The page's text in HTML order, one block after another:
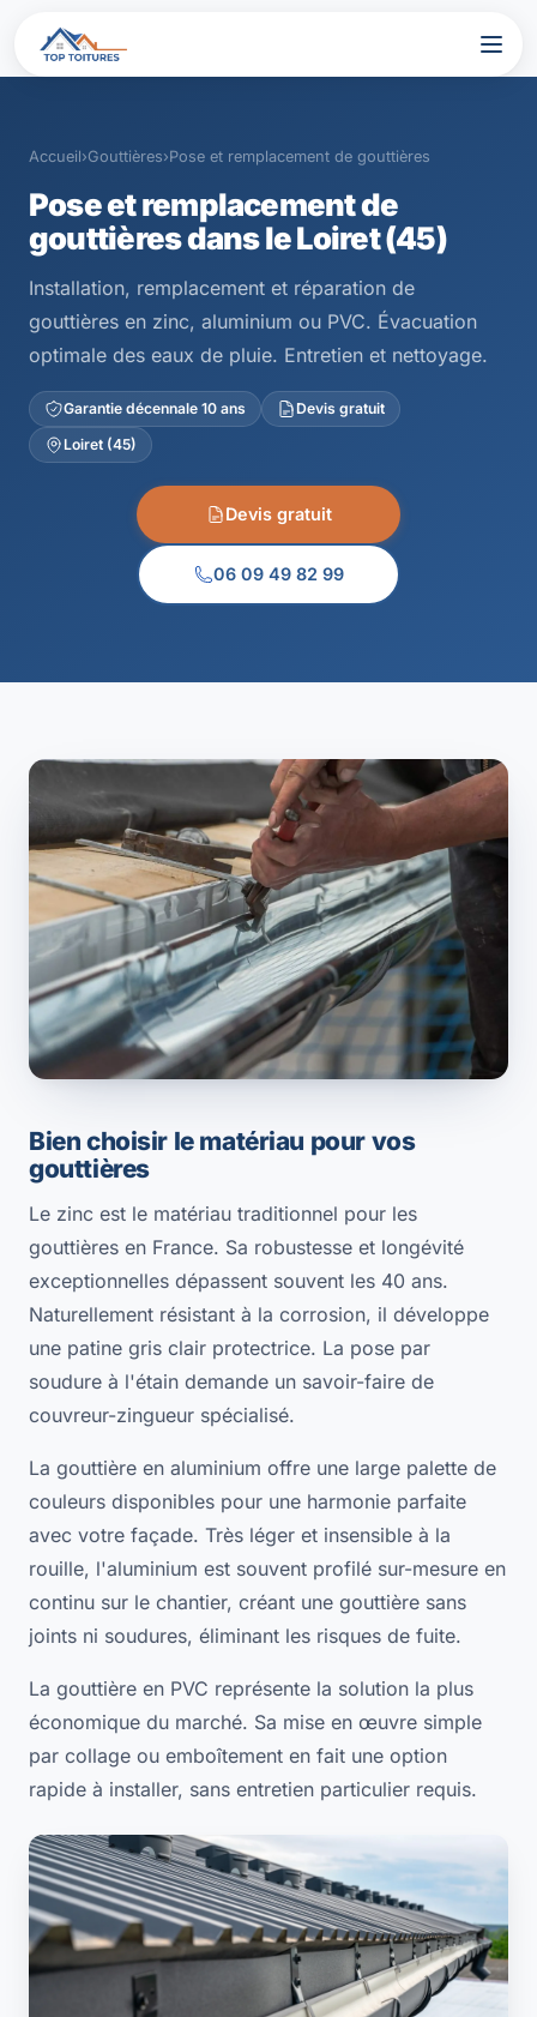
Accueil›Gouttières›Pose et remplacement de gouttières
Pose et remplacement de
gouttières dans le Loiret (45)
Installation, remplacement et réparation de
gouttières en zinc, aluminium ou PVC. Évacuation
optimale des eaux de pluie. Entretien et nettoyage.
Garantie décennale 10 ans
Devis gratuit
Loiret (45)
Devis gratuit
06 09 49 82 99
Bien choisir le matériau pour vos
gouttières
Le zinc est le matériau traditionnel pour les
gouttières en France. Sa robustesse et longévité
exceptionnelles dépassent souvent les 40 ans.
Naturellement résistant à la corrosion, il développe
une patine gris clair protectrice. La pose par
soudure à l'étain demande un savoir-faire de
couvreur-zingueur spécialisé.
La gouttière en aluminium offre une large palette de
couleurs disponibles pour une harmonie parfaite
avec votre façade. Très léger et insensible à la
rouille, l'aluminium est souvent profilé sur-mesure en
continu sur le chantier, créant une gouttière sans
joints ni soudures, éliminant les risques de fuite.
La gouttière en PVC représente la solution la plus
économique du marché. Sa mise en œuvre simple
par collage ou emboîtement en fait une option
rapide à installer, sans entretien particulier requis.